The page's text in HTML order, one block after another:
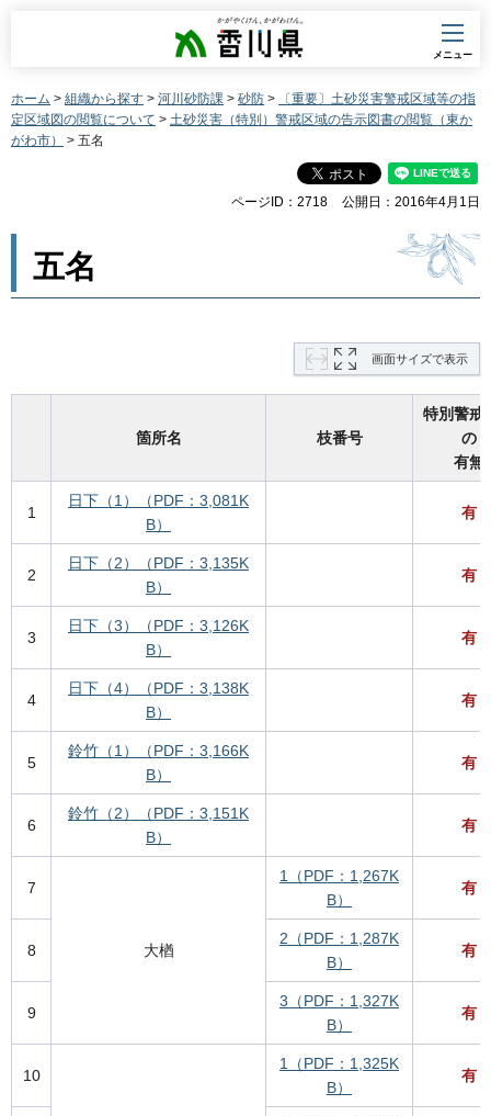
香川県
メニュー
ホーム > 組織から探す > 河川砂防課 > 砂防 >
〔重要〕土砂災害警戒区域等の指
定区域図の閲覧について > 土砂災害（特別）警戒区域の告示図書の閲覧（東か
がわ市）
> 五名
ページID：2718 公開日：2016年4月1日
五名
画面サイズで表示
箇所名 枝番号
特別警戒
の
有無
1
日下（1）（PDF：3,081K
B）
有
2
日下（2）（PDF：3,135K
B）
有
3
日下（3）（PDF：3,126K
B）
有
4
日下（4）（PDF：3,138K
B）
有
5
鈴竹（1）（PDF：3,166K
B）
有
6
鈴竹（2）（PDF：3,151K
B）
有
7
大楢
1（PDF：1,267K
B）
有
8
2（PDF：1,287K
B）
有
9
3（PDF：1,327K
B）
有
10
1（PDF：1,325K
B）
有